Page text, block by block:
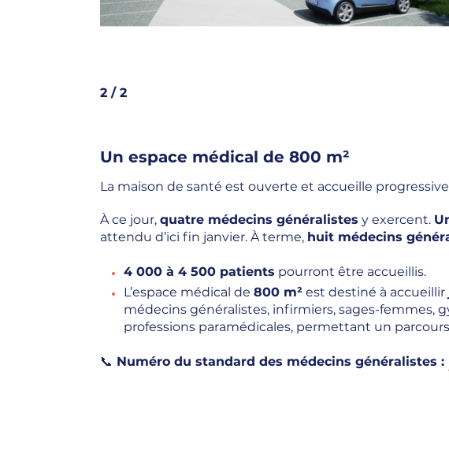
2 / 2
Un espace médical de 800 m²
La maison de santé est ouverte et accueille
À ce jour, quatre médecins généralistes y exercent.
attendu d’ici fin janvier. À terme, huit médecins
4 000 à 4 500 patients pourront être accueillis.
L’espace médical de 800 m² est destiné à accueillir
médecins généralistes, infirmiers, sages-femmes,
professions paramédicales, permettant un
📞 Numéro du standard des médecins généralistes :